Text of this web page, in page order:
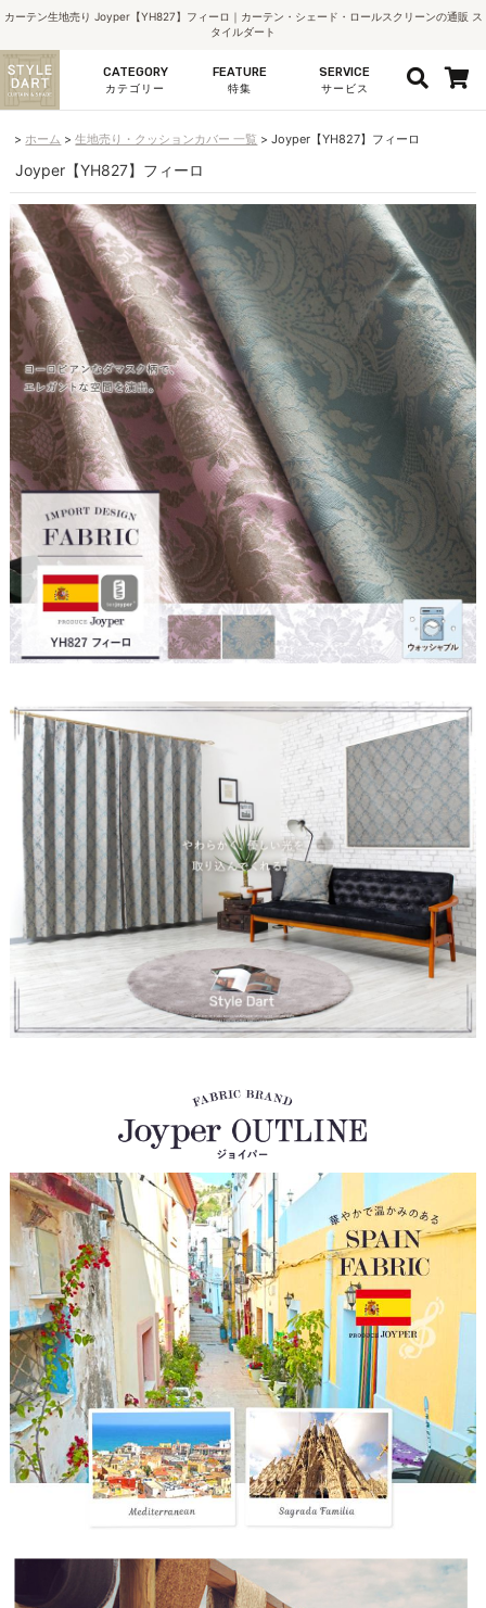
カーテン生地売り Joyper【YH827】フィーロ｜カーテン・シェード・ロールスクリーンの通販 ス
タイルダート
CATEGORY
カテゴリー
FEATURE
特集
SERVICE
サービス
ホーム 生地売り・クッションカバー 一覧 Joyper【YH827】フィーロ
Joyper【YH827】フィーロ